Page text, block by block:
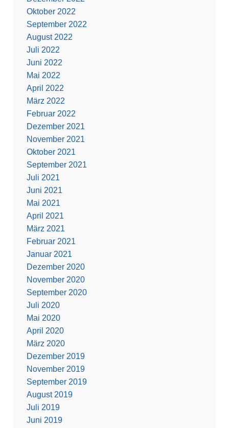
Oktober 2022
September 2022
August 2022
Juli 2022
Juni 2022
Mai 2022
April 2022
März 2022
Februar 2022
Dezember 2021
November 2021
Oktober 2021
September 2021
Juli 2021
Juni 2021
Mai 2021
April 2021
März 2021
Februar 2021
Januar 2021
Dezember 2020
November 2020
September 2020
Juli 2020
Mai 2020
April 2020
März 2020
Dezember 2019
November 2019
September 2019
August 2019
Juli 2019
Juni 2019